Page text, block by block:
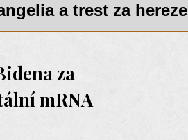
a trest za hereze
za
mRNA